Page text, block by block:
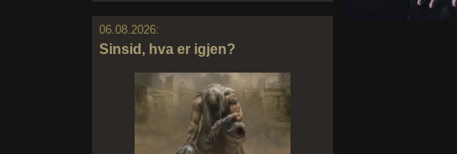
06.08.2026:
Sinsid, hva er igjen?